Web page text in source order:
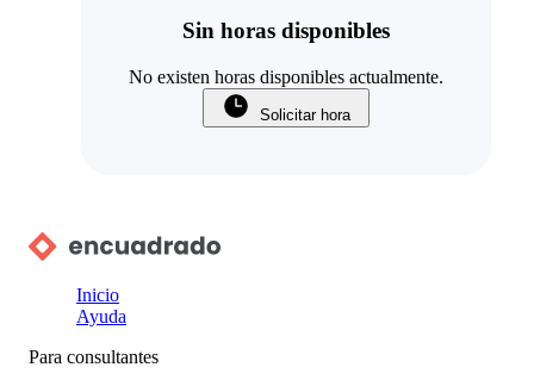
Sin horas disponibles
No existen horas disponibles actualmente.
Solicitar hora
Inicio
Ayuda
Para consultantes